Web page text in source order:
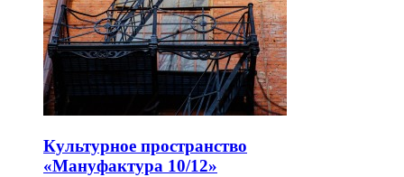
Культурное пространство
«Мануфактура 10/12»